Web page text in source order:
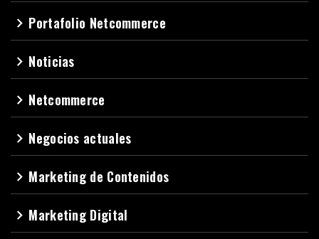
navigate_next Portafolio Netcommerce
navigate_next Noticias
navigate_next Netcommerce
navigate_next Negocios actuales
navigate_next Marketing de Contenidos
navigate_next Marketing Digital